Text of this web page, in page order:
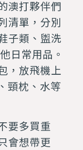
澳打夥伴們
清單，分別
子類、盥洗
日常用品。
，放飛機上
頸枕、水等
要多買重
會想帶更